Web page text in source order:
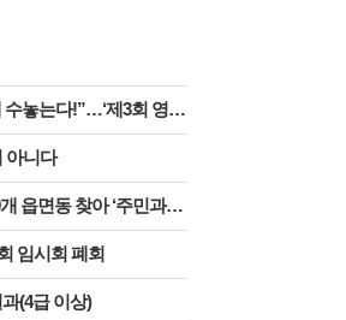
영주 서천 강변가요제’ 8월 2일 개최
아니다
면동 찾아 ‘주민과의 대화’
임시회 폐회
(4급 이상)